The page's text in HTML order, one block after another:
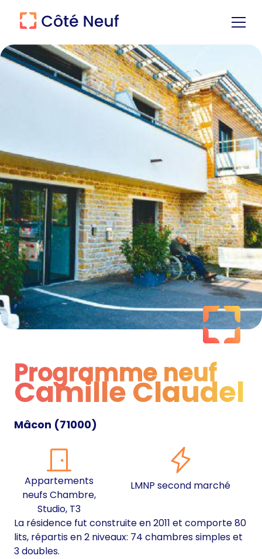
Programme neuf
Programme neuf
Camille Claudel
Mâcon (71000)
Appartements
neufs Chambre,
Studio, T3
LMNP second marché
La résidence fut construite en 2011 et comporte 80
lits, répartis en 2 niveaux: 74 chambres simples et
3 doubles.